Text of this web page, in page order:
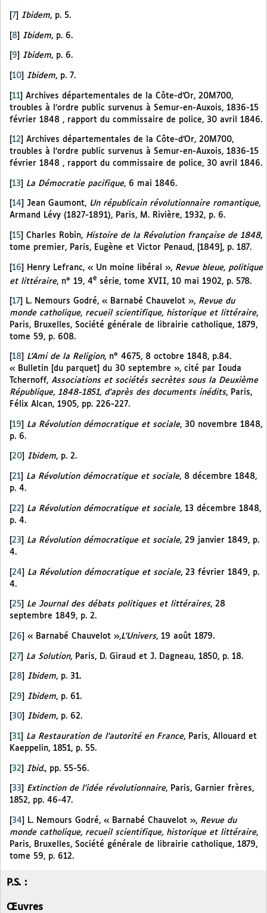
7 Ibidem, p. 5.
[8] Ibidem, p. 6.
9 Ibidem, p. 6.
10 Ibidem, p. 7.
[11] Archives départementales de la Côte-d’Or, 20M700,
troubles à l’ordre public survenus à Semur-en-Auxois, 1836-15
février 1848 , rapport du commissaire de police, 30 avril 1846.
12
Archives départementales de la Côte-d’Or, 20M700,
troubles à l’ordre public survenus à Semur-en-Auxois, 1836-15
février 1848 , rapport du commissaire de police, 30 avril 1846.
[13] La Démocratie pacifique, 6 mai 1846.
14 Jean Gaumont, Un républicain révolutionnaire romantique,
Armand Lévy (1827-1891), Paris, M. Rivière, 1932, p. 6.
15 Charles Robin, Histoire de la Révolution française de 1848,
tome premier, Paris, Eugène et Victor Penaud, [1849], p. 187.
[16] Henry Lefranc, « Un moine libéral », Revue bleue, politique
et littéraire, n° 19, 4e série, tome XVII, 10 mai 1902, p. 578.
[17] L. Nemours Godré, « Barnabé Chauvelot », Revue du
monde catholique, recueil scientifique, historique et littéraire,
Paris, Bruxelles, Société générale de librairie catholique, 1879,
tome 59, p. 608.
18 L’Ami de la Religion, n° 4675, 8 octobre 1848, p.84.
« Bulletin [du parquet] du 30 septembre », cité par Iouda
Tchernoff, Associations et sociétés secrètes sous la Deuxième
République, 1848-1851, d’après des documents inédits, Paris,
Félix Alcan, 1905, pp. 226-227.
[19] La Révolution démocratique et sociale, 30 novembre 1848,
p. 6.
20 Ibidem, p. 2.
21 La Révolution démocratique et sociale, 8 décembre 1848,
p. 4.
[22] La Révolution démocratique et sociale, 13 décembre 1848,
p. 4.
23 La Révolution démocratique et sociale, 29 janvier 1849, p.
4.
[24] La Révolution démocratique et sociale, 23 février 1849, p.
4.
25 Le Journal des débats politiques et littéraires, 28
septembre 1849, p. 2.
26 « Barnabé Chauvelot »,L’Univers, 19 août 1879.
[27] La Solution, Paris, D. Giraud et J. Dagneau, 1850, p. 18.
28 Ibidem, p. 31.
[29] Ibidem, p. 61.
30 Ibidem, p. 62.
31 La Restauration de l’autorité en France, Paris, Allouard et
Kaeppelin, 1851, p. 55.
[32] Ibid., pp. 55-56.
33 Extinction de l’idée révolutionnaire, Paris, Garnier frères,
1852, pp. 46-47.
[34] L. Nemours Godré, « Barnabé Chauvelot », Revue du
monde catholique, recueil scientifique, historique et littéraire,
Paris, Bruxelles, Société générale de librairie catholique, 1879,
tome 59, p. 612.
P.S. :
Œuvres